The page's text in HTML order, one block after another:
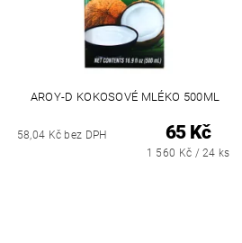
AROY-D KOKOSOVÉ MLÉKO 500ML
58,04 Kč bez DPH 65 Kč
1 560 Kč / 24 ks